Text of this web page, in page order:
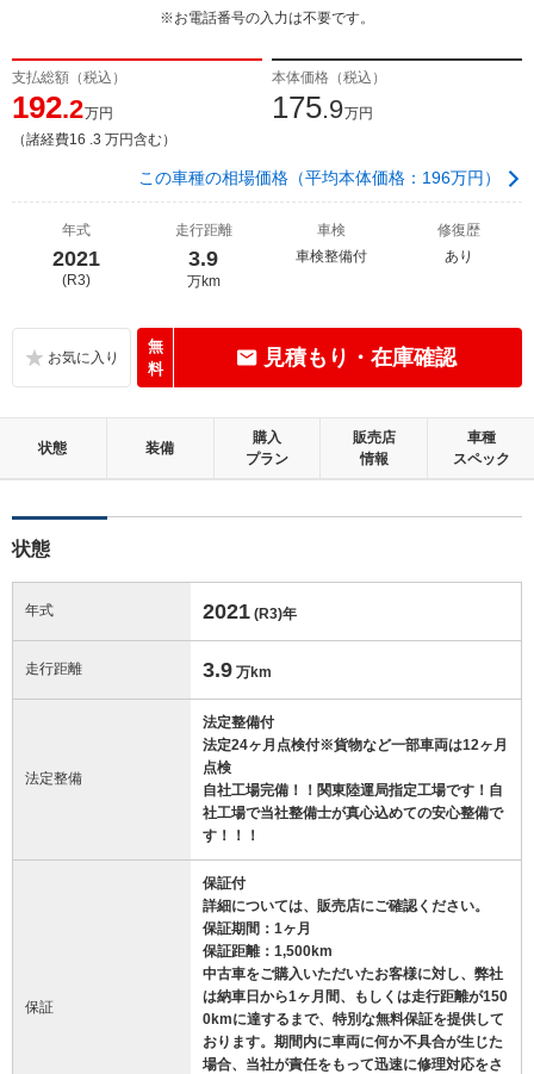
※お電話番号の入力は不要です。
支払総額（税込）
192.2万円
（諸経費16 .3 万円含む）
本体価格（税込）
175.9万円
この車種の相場価格（平均本体価格：196万円）
年式
2021
(R3)
走行距離
3.9
万km
車検
車検整備付
修復歴
あり
無
料
見積もり・在庫確認
状態 装備
購入
プラン
販売店
情報
車種
スペック
状態
年式 2021 (R3)年
走行距離 3.9 万km
法定整備
法定整備付
法定24ヶ月点検付※貨物など一部車両は12ヶ月
点検
自社工場完備！！関東陸運局指定工場です！自
社工場で当社整備士が真心込めての安心整備で
す！！！
保証
保証付
詳細については、販売店にご確認ください。
保証期間：1ヶ月
保証距離：1,500km
中古車をご購入いただいたお客様に対し、弊社
は納車日から1ヶ月間、もしくは走行距離が150
0kmに達するまで、特別な無料保証を提供して
おります。期間内に車両に何か不具合が生じた
場合、当社が責任をもって迅速に修理対応をさ